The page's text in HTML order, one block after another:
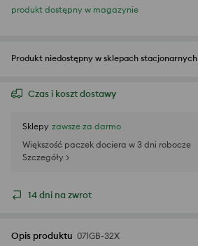
produkt dostępny w magazynie
Produkt niedostępny w sklepach stacjonarnych
Czas i koszt dostawy
Sklepy zawsze za darmo
Większość paczek dociera w 3 dni robocze
Szczegóły >
14 dni na zwrot
Opis produktu 071GB-32X